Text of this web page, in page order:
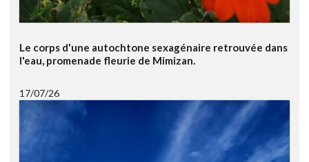
Le corps d'une autochtone sexagénaire retrouvée dans
l'eau, promenade fleurie de Mimizan.
17/07/26